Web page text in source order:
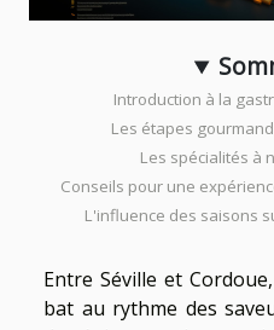
Introduction à la
Les étapes
Les spécialités à
Conseils pour une
L'influence des saisons
Entre Séville et
bat au rythme des